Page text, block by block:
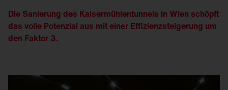
Die Sanierung des Kaisermühlentunnels in Wien schöpft
das volle Potenzial aus mit einer Effizienzsteigerung um
den Faktor 3.